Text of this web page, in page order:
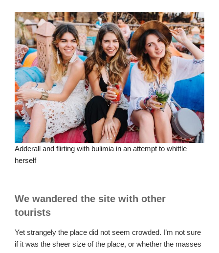
Adderall and flirting with bulimia in an attempt to whittle
herself
We wandered the site with other
tourists
Yet strangely the place did not seem crowded. I’m not sure
if it was the sheer size of the place, or whether the masses